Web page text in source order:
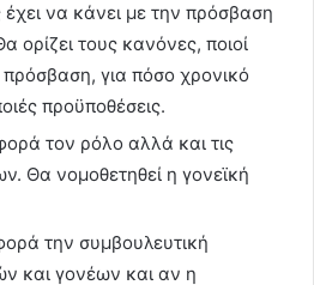
να κάνει με την πρόσβαση
ορίζει τους κανόνες, ποιοί
για πόσο χρονικό
προϋποθέσεις.
τον ρόλο αλλά και τις
Θα νομοθετηθεί η γονεϊκή
την συμβουλευτική
και γονέων και αν η